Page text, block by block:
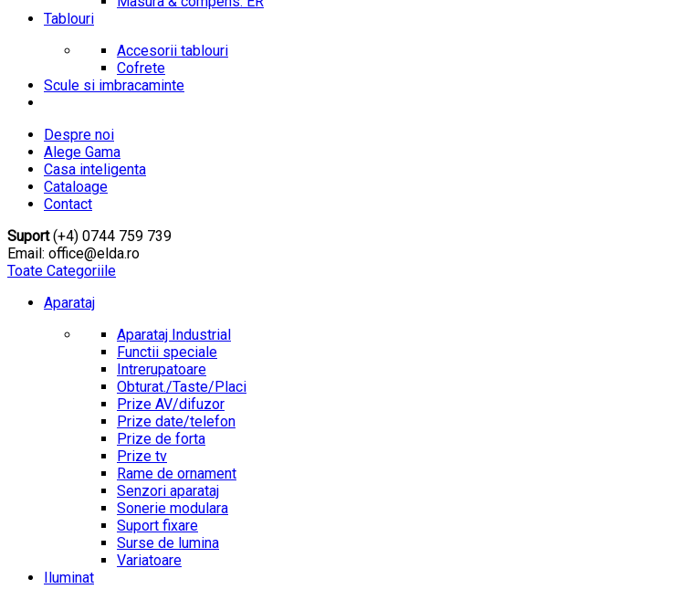
Tablouri
Accesorii tablouri
Cofrete
Scule si imbracaminte
Despre noi
Alege Gama
Casa inteligenta
Cataloage
Contact
Suport(+4) 0744 759 739
Email: office@elda.ro
Toate Categoriile
Aparataj
Aparataj Industrial
Functii speciale
Intrerupatoare
Obturat./Taste/Placi
Prize AV/difuzor
Prize date/telefon
Prize de forta
Prize tv
Rame de ornament
Senzori aparataj
Sonerie modulara
Suport fixare
Surse de lumina
Variatoare
Iluminat